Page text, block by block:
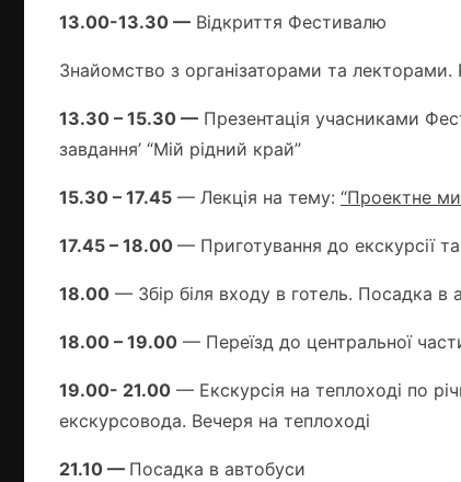
13.00-13.30 — Відкриття Фестивалю
Знайомство з організаторами та
13.30 – 15.30 — Презентація учасниками
завдання’ “Мій рідний край”
15.30 – 17.45 — Лекція на тему: “Проектне
17.45 – 18.00 — Приготування до екскурсії
18.00 — Збір біля входу в готель. Посадка в
18.00 – 19.00 — Переїзд до центральної
19.00- 21.00 — Екскурсія на теплоході по
екскурсовода. Вечеря на теплоході
21.10 — Посадка в автобуси